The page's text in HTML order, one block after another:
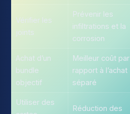
Vérifier les
joints
Prévenir les
infiltrations et la
corrosion
Achat d’un
bundle
objectif
Meilleur coût par
rapport à l’achat
séparé
Utiliser des
Réduction des